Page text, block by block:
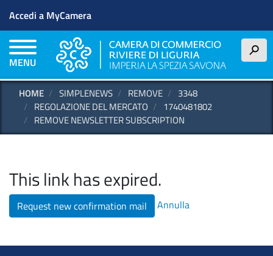
contenuto
principale
Menu profilo utente
Accedi a MyCamera
MENU
h
HOME SIMPLENEWS REMOVE
3348
REGOLAZIONE DEL MERCATO
1740481802
REMOVE NEWSLETTER SUBSCRIPTION
This link has expired.
Request new confirmation mail Annulla